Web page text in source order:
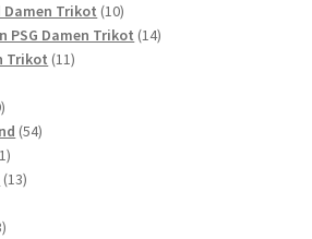
Produkte
Trikot 1010
Produkte
PSG Damen Trikot 1414
Trikot 1111
19
Produkte
5454
21
Produkte
1313
3